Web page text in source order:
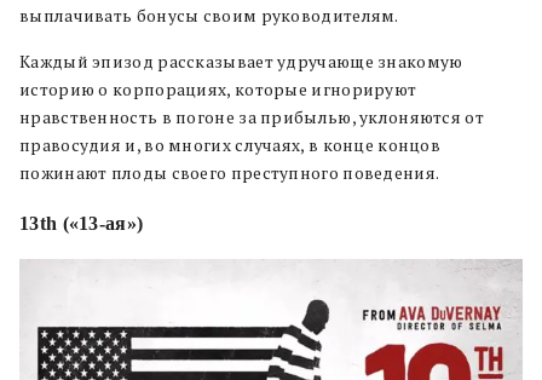
выплачивать бонусы своим руководителям.
Каждый эпизод рассказывает удручающе знакомую
историю о корпорациях, которые игнорируют
нравственность в погоне за прибылью, уклоняются от
правосудия и, во многих случаях, в конце концов
пожинают плоды своего преступного поведения.
13th («13-ая»)